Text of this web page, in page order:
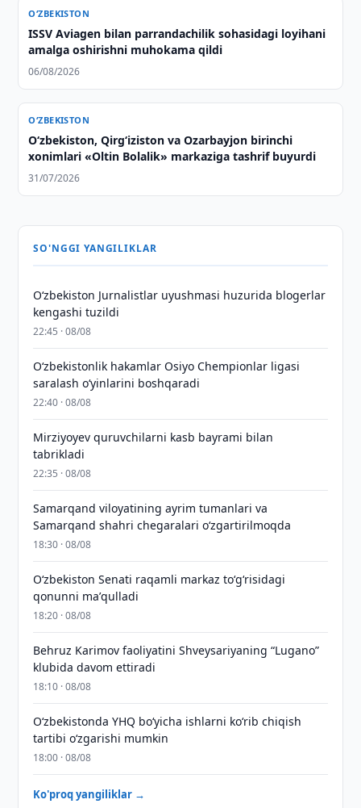
O‘ZBEKISTON
ISSV Aviagen bilan parrandachilik sohasidagi loyihani
amalga oshirishni muhokama qildi
06/08/2026
O‘ZBEKISTON
O‘zbekiston, Qirg‘iziston va Ozarbayjon birinchi
xonimlari «Oltin Bolalik» markaziga tashrif buyurdi
31/07/2026
SO'NGGI YANGILIKLAR
O‘zbekiston Jurnalistlar uyushmasi huzurida blogerlar
kengashi tuzildi
22:45 · 08/08
O‘zbekistonlik hakamlar Osiyo Chempionlar ligasi
saralash o‘yinlarini boshqaradi
22:40 · 08/08
Mirziyoyev quruvchilarni kasb bayrami bilan
tabrikladi
22:35 · 08/08
Samarqand viloyatining ayrim tumanlari va
Samarqand shahri chegaralari oʻzgartirilmoqda
18:30 · 08/08
Oʻzbekiston Senati raqamli markaz toʻgʻrisidagi
qonunni maʼqulladi
18:20 · 08/08
Behruz Karimov faoliyatini Shveysariyaning “Lugano”
klubida davom ettiradi
18:10 · 08/08
O‘zbekistonda YHQ bo‘yicha ishlarni ko‘rib chiqish
tartibi o‘zgarishi mumkin
18:00 · 08/08
Ko'proq yangiliklar →